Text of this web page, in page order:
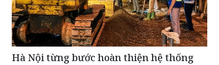
Hà Nội từng bước hoàn thiện hệ thống